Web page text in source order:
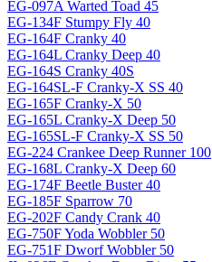
EG-097A Warted Toad 45
EG-134F Stumpy Fly 40
EG-164F Cranky 40
EG-164L Cranky Deep 40
EG-164S Cranky 40S
EG-164SL-F Cranky-X SS 40
EG-165F Cranky-X 50
EG-165L Cranky-X Deep 50
EG-165SL-F Cranky-X SS 50
EG-224 Crankee Deep Runner 100
EG-168L Cranky-X Deep 60
EG-174F Beetle Buster 40
EG-185F Sparrow 70
EG-202F Candy Crank 40
EG-750F Yoda Wobbler 50
EG-751F Dworf Wobbler 50